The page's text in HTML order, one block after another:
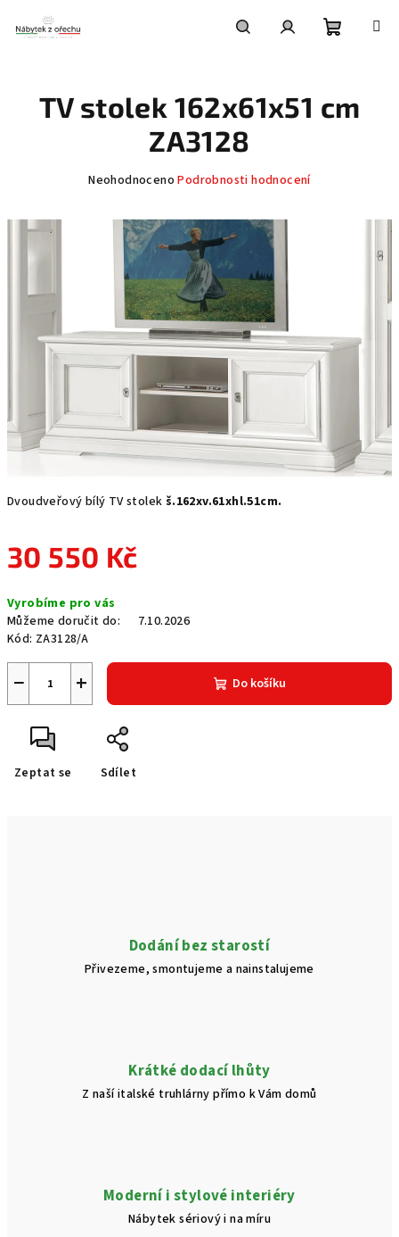
obsah
košík
Dvoudveřový bílý TV stolek š.162xv.61xhl.51cm.
30 550 Kč
cena:
Vyrobíme pro vás
Můžeme doručit do:
7.10.2026
Kód: ZA3128/A
+
− Do košíku
Zeptat se Sdílet
TV stolek 162x61x51 cm
ZA3128
Průměrné
produktu
hvězdiček.
Neohodnoceno Podrobnosti hodnocení
Dodání bez starostí
Přivezeme, smontujeme a nainstalujeme
Krátké dodací lhůty
Z naší italské truhlárny přímo k Vám domů
Moderní i stylové interiéry
Nábytek sériový i na míru